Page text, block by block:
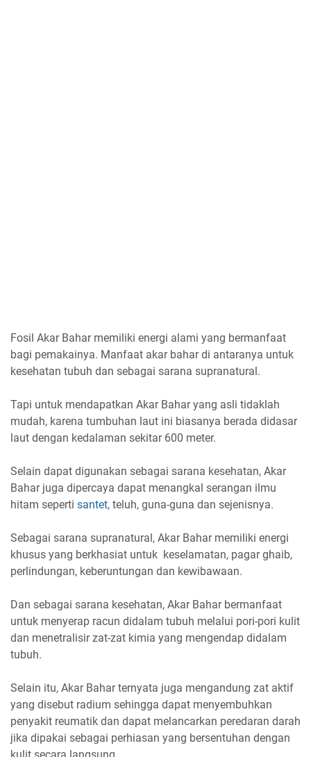
Fosil Akar Bahar memiliki energi alami yang bermanfaat
bagi pemakainya. Manfaat akar bahar di antaranya untuk
kesehatan tubuh dan sebagai sarana supranatural.
Tapi untuk mendapatkan Akar Bahar yang asli tidaklah
mudah, karena tumbuhan laut ini biasanya berada didasar
laut dengan kedalaman sekitar 600 meter.
Selain dapat digunakan sebagai sarana kesehatan, Akar
Bahar juga dipercaya dapat menangkal serangan ilmu
hitam seperti santet, teluh, guna-guna dan sejenisnya.
Sebagai sarana supranatural, Akar Bahar memiliki energi
khusus yang berkhasiat untuk keselamatan, pagar ghaib,
perlindungan, keberuntungan dan kewibawaan.
Dan sebagai sarana kesehatan, Akar Bahar bermanfaat
untuk menyerap racun didalam tubuh melalui pori-pori kulit
dan menetralisir zat-zat kimia yang mengendap didalam
tubuh.
Selain itu, Akar Bahar ternyata juga mengandung zat aktif
yang disebut radium sehingga dapat menyembuhkan
penyakit reumatik dan dapat melancarkan peredaran darah
jika dipakai sebagai perhiasan yang bersentuhan dengan